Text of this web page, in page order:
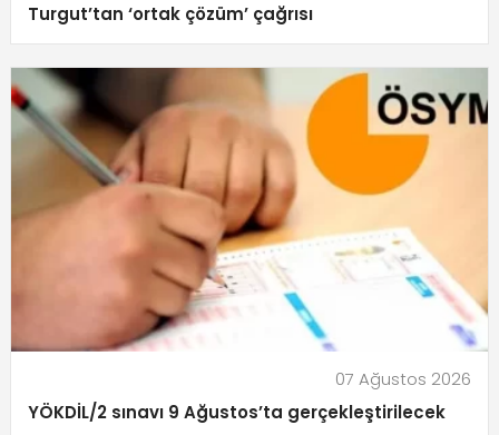
Turgut’tan ‘ortak çözüm’ çağrısı
07 Ağustos 2026
YÖKDİL/2 sınavı 9 Ağustos’ta gerçekleştirilecek